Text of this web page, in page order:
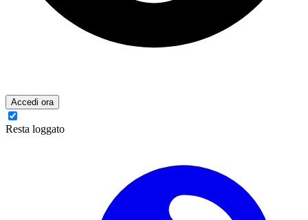
Accedi ora
Resta loggato